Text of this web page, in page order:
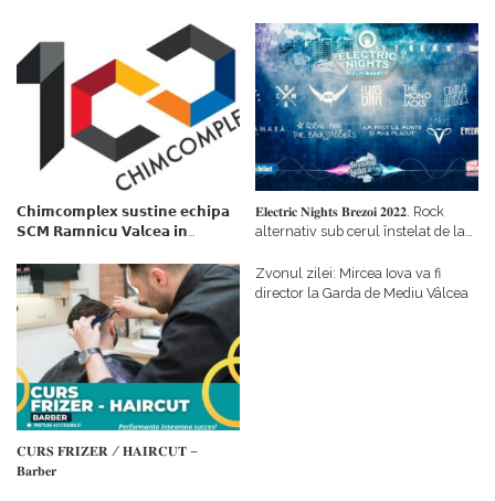
𝗖𝗵𝗶𝗺𝗰𝗼𝗺𝗽𝗹𝗲𝘅 𝘀𝘂𝘀𝘁𝗶𝗻𝗲 𝗲𝗰𝗵𝗶𝗽𝗮
𝗦𝗖𝗠 𝗥𝗮𝗺𝗻𝗶𝗰𝘂 𝗩𝗮𝗹𝗰𝗲𝗮 𝗶𝗻
𝗳𝗶𝗻𝗮𝗻𝘁𝗮𝘁𝗼𝗿
𝐄𝐥𝐞𝐜𝐭𝐫𝐢𝐜 𝐍𝐢𝐠𝐡𝐭𝐬 𝐁𝐫𝐞𝐳𝐨𝐢 𝟐𝟎𝟐𝟐. Rock
alternativ sub cerul înstelat de la
𝐂𝐔𝐑𝐒 𝐅𝐑𝐈𝐙𝐄𝐑 / 𝐇𝐀𝐈𝐑𝐂𝐔𝐓 –
𝐁𝐚𝐫𝐛𝐞𝐫
Zvonul zilei: Mircea Iova va fi
director la Garda de Mediu Vâlcea